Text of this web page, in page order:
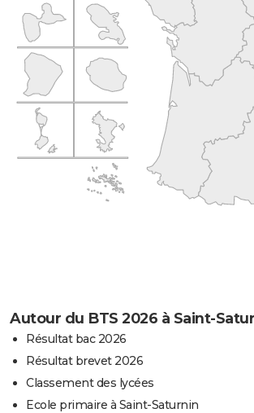
Autour du BTS 2026 à Saint-
Résultat bac 2026
Résultat brevet 2026
Classement des lycées
Ecole primaire à Saint-Saturnin